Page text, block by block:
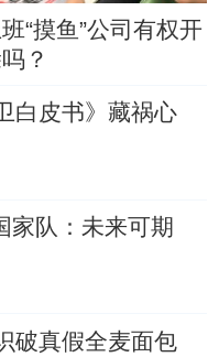
班“摸鱼”公司有权开
？
白皮书》藏祸心
家队：未来可期
破真假全麦面包